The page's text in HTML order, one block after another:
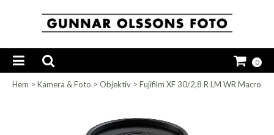
0
Hem > Kamera & Foto > Objektiv > Fujifilm XF 30/2,8 R LM WR Macro